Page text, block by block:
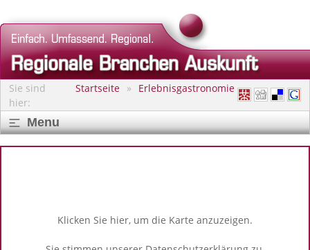
Sie sind
hier:
Startseite Erlebnisgastronomie
Menu
Klicken Sie hier, um die Karte anzuzeigen.